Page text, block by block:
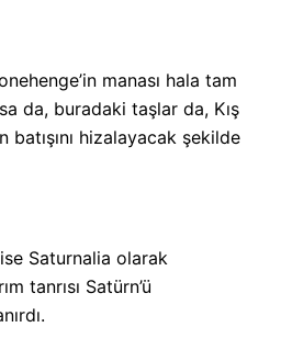
manası hala tam
da, buradaki taşlar da, Kış
batışını hizalayacak şekilde
Saturnalia olarak
tanrısı Satürn’ü